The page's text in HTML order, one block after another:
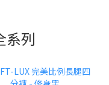
系列